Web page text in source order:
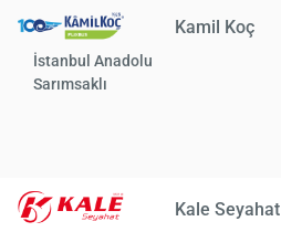
Kamil Koç
İstanbul Anadolu
Sarımsaklı
Kale Seyahat